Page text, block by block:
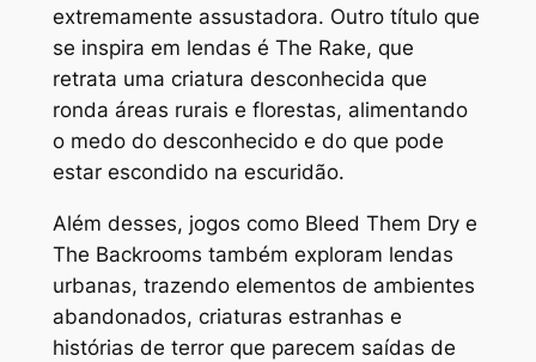
extremamente assustadora. Outro título que
se inspira em lendas é The Rake, que
retrata uma criatura desconhecida que
ronda áreas rurais e florestas, alimentando
o medo do desconhecido e do que pode
estar escondido na escuridão.
Além desses, jogos como Bleed Them Drye
The Backrooms também exploram lendas
urbanas, trazendo elementos de ambientes
abandonados, criaturas estranhas e
histórias de terror que parecem saídas de